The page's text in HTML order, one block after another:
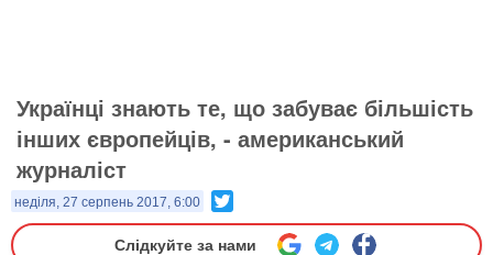
Українці знають те, що забуває більшість
інших європейців, - американський
журналіст
неділя, 27 серпень 2017, 6:00
Слідкуйте за нами